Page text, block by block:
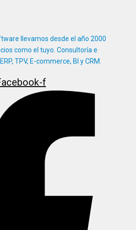
llevamos desde el año 2000
como el tuyo. Consultoría e
TPV, E-commerce, BI y CRM.
f